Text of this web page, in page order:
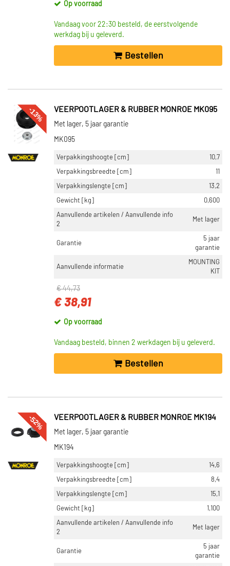
Op voorraad
Vandaag voor 22:30 besteld, de eerstvolgende
werkdag bij u geleverd.
Bestellen
-13% VEERPOOTLAGER & RUBBER MONROE MK095
Met lager, 5 jaar garantie
MK095
Verpakkingshoogte [cm]
10,7
Verpakkingsbreedte [cm]
11
Verpakkingslengte [cm]
13,2
Gewicht [kg]
0,600
Aanvullende artikelen / Aanvullende info
2
Met lager
Garantie
5 jaar
garantie
Aanvullende informatie
MOUNTING
KIT
€ 44,73
€ 38,91
Op voorraad
Vandaag besteld, binnen 2 werkdagen bij u geleverd.
Bestellen
-52% VEERPOOTLAGER & RUBBER MONROE MK194
Met lager, 5 jaar garantie
MK194
Verpakkingshoogte [cm]
14,6
Verpakkingsbreedte [cm]
8,4
Verpakkingslengte [cm]
15,1
Gewicht [kg]
1,100
Aanvullende artikelen / Aanvullende info
2
Met lager
Garantie
5 jaar
garantie